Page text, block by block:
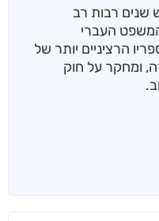
רבות רב
העברי
הרציניים יותר של
ומחקר על חוק